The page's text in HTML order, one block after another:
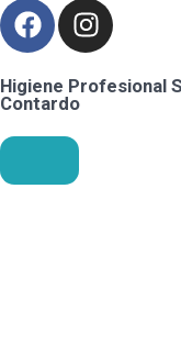
Higiene Profesional
Contardo